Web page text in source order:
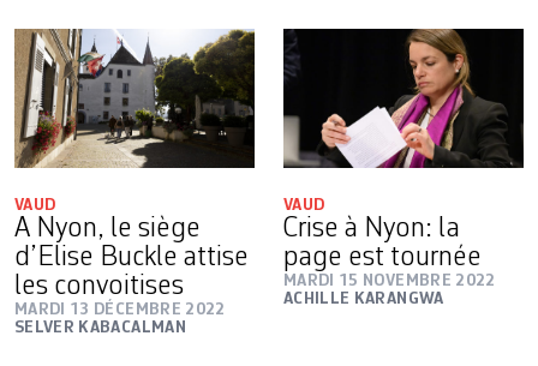
VAUD
A Nyon, le siège
d’Elise Buckle attise
les convoitises
MARDI 13 DÉCEMBRE 2022
SELVER KABACALMAN
VAUD
Crise à Nyon: la
page est tournée
MARDI 15 NOVEMBRE 2022
ACHILLE KARANGWA